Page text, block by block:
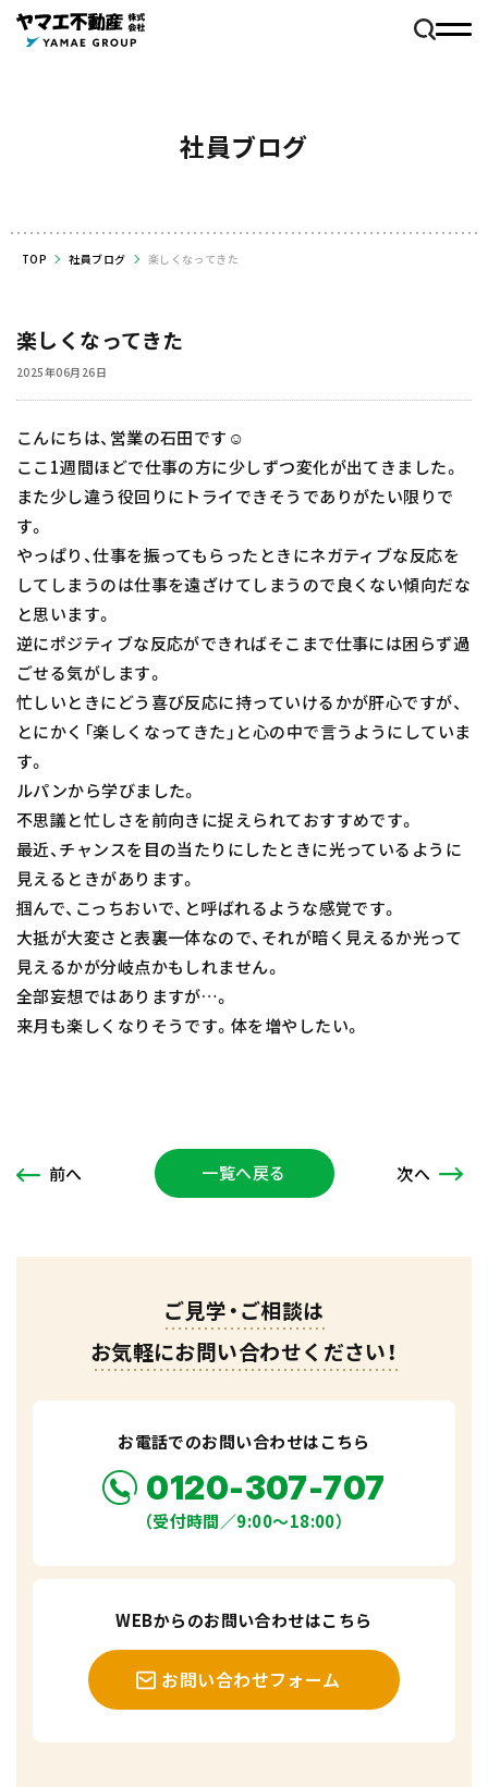
社員ブログ
TOP 社員ブログ 楽しくなってきた
楽しくなってきた
2025年06月26日
こんにちは、営業の石田です☺️
ここ1週間ほどで仕事の方に少しずつ変化が出てきました。
また少し違う役回りにトライできそうでありがたい限りで
す。
やっぱり、仕事を振ってもらったときにネガティブな反応を
してしまうのは仕事を遠ざけてしまうので良くない傾向だな
と思います。
逆にポジティブな反応ができればそこまで仕事には困らず過
ごせる気がします。
忙しいときにどう喜び反応に持っていけるかが肝心ですが、
とにかく「楽しくなってきた」と心の中で言うようにしていま
す。
ルパンから学びました。
不思議と忙しさを前向きに捉えられておすすめです。
最近、チャンスを目の当たりにしたときに光っているように
見えるときがあります。
掴んで、こっちおいで、と呼ばれるような感覚です。
大抵が大変さと表裏一体なので、それが暗く見えるか光って
見えるかが分岐点かもしれません。
全部妄想ではありますが…。
来月も楽しくなりそうです。体を増やしたい。
前へ 一覧へ戻る 次へ
ご見学・ご相談は
お気軽にお問い合わせください！
お電話でのお問い合わせはこちら
0120-307-707
（受付時間／9:00〜18:00）
WEBからのお問い合わせはこちら
お問い合わせフォーム